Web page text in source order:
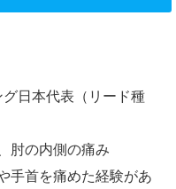
日本代表（リード種
肘の内側の痛み
手首を痛めた経験があ